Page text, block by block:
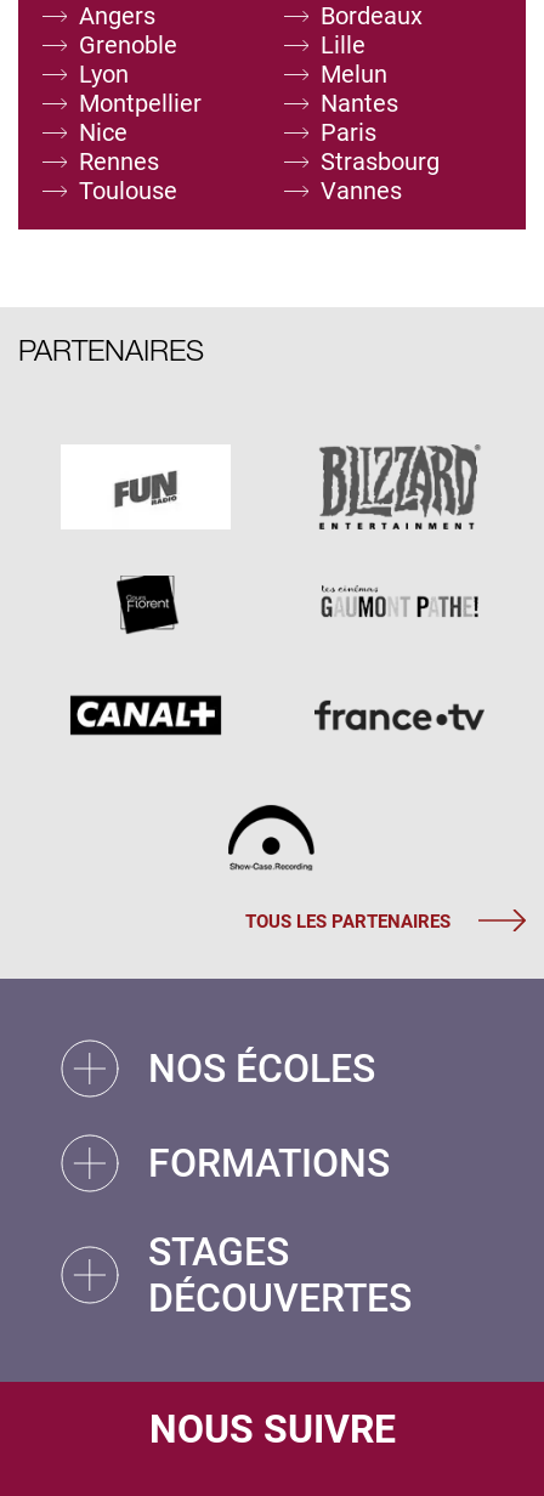
Angers
Bordeaux
Grenoble
Lille
Lyon
Melun
Montpellier
Nantes
Nice
Paris
Rennes
Strasbourg
Toulouse
Vannes
PARTENAIRES
TOUS LES PARTENAIRES
NOS ÉCOLES
FORMATIONS
STAGES
DÉCOUVERTES
NOUS SUIVRE